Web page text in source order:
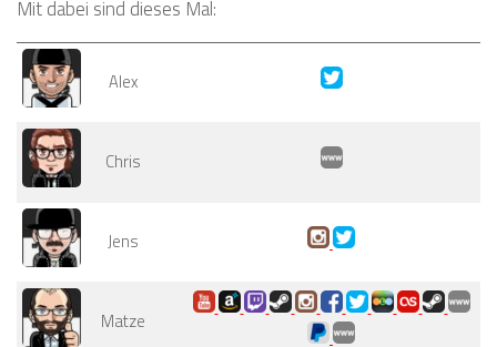
Mit dabei sind dieses Mal:
Alex
Chris
Jens
Matze